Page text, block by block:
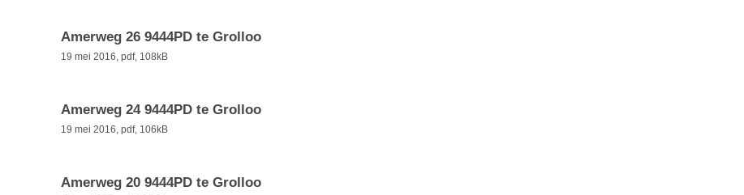
Amerweg 26 9444PD te Grolloo
19 mei 2016, pdf, 108kB
Amerweg 24 9444PD te Grolloo
19 mei 2016, pdf, 106kB
Amerweg 20 9444PD te Grolloo